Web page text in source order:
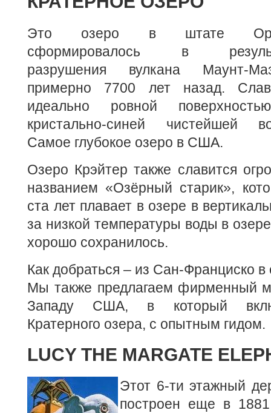
Это озеро в штате
сформировалось в
разрушения вулкана Маунт-
примерно 7700 лет назад.
идеально ровной
кристально-синей чистейшей
Самое глубокое озеро в США.
Озеро Крэйтер также славится
названием «Озёрный старик»,
ста лет плавает в озере в
за низкой температуры воды в
хорошо сохранилось.
Как добраться – из Сан-Франциско
Мы также предлагаем фирменный
Западу США, в который
Кратерного озера, с опытным гидом.
LUCY THE MARGATE
Этот 6-ти этажный
построен еще в